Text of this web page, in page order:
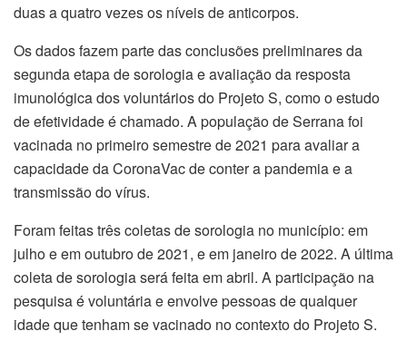
duas a quatro vezes os níveis de anticorpos.
Os dados fazem parte das conclusões preliminares da
segunda etapa de sorologia e avaliação da resposta
imunológica dos voluntários do Projeto S, como o estudo
de efetividade é chamado. A população de Serrana foi
vacinada no primeiro semestre de 2021 para avaliar a
capacidade da CoronaVac de conter a pandemia e a
transmissão do vírus.
Foram feitas três coletas de sorologia no município: em
julho e em outubro de 2021, e em janeiro de 2022. A última
coleta de sorologia será feita em abril. A participação na
pesquisa é voluntária e envolve pessoas de qualquer
idade que tenham se vacinado no contexto do Projeto S.